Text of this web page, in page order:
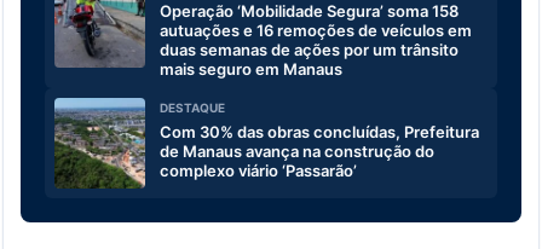
Operação ‘Mobilidade Segura’ soma 158
autuações e 16 remoções de veículos em
duas semanas de ações por um trânsito
mais seguro em Manaus
DESTAQUE
Com 30% das obras concluídas, Prefeitura
de Manaus avança na construção do
complexo viário ‘Passarão’